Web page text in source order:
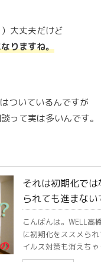
大丈夫だけど
りますね。
ついているんですが
って実は多いんです。
それは初期化で
られても進まない
こんばんは。WELL高
に初期化をススメら
イルス対策も消えちゃ